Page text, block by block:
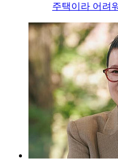
주택이라 어려